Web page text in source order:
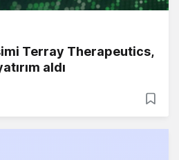
Terray Therapeutics,
aldı